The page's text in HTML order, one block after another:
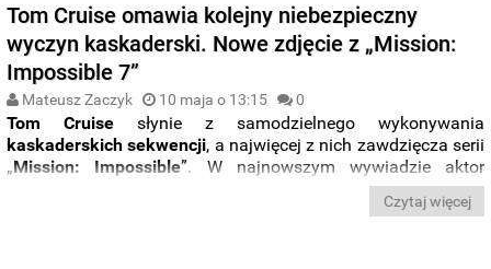
Tom Cruise omawia kolejny niebezpieczny
wyczyn kaskaderski. Nowe zdjęcie z „Mission:
Impossible 7”
Mateusz Zaczyk 10 maja o 13:15 0
Tom Cruise słynie z samodzielnego wykonywania
kaskaderskich sekwencji, a najwięcej z nich zawdzięcza serii
„Mission: Impossible”. W najnowszym wywiadzie aktor
omówił, z jakimi trudnościami musiał mierzyć się wspólnie z
podczas kręceniakolejnej
Czytaj więcej